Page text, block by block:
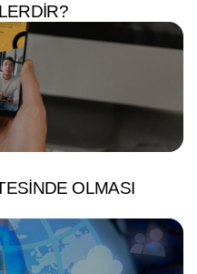
OLMASI